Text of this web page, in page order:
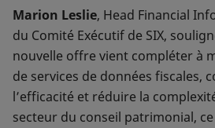
Marion Leslie, Head Financial
du Comité Exécutif de SIX,
nouvelle offre vient compléter à
de services de données fiscales,
l’efficacité et réduire la
secteur du conseil patrimonial,